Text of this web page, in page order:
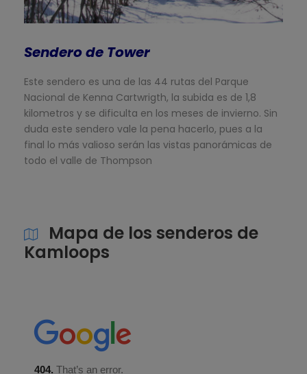
Sendero de Tower
Este sendero es una de las 44 rutas del Parque
Nacional de Kenna Cartwrigth, la subida es de 1,8
kilometros y se dificulta en los meses de invierno. Sin
duda este sendero vale la pena hacerlo, pues a la
final lo más valioso serán las vistas panorámicas de
todo el valle de Thompson
Mapa de los senderos de
Kamloops